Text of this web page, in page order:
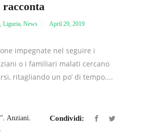
Liguria News April 29, 2019
impegnate nel seguire i
o i familiari malati cercano
ritagliando un po’ di tempo....
, Anziani, Condividi: